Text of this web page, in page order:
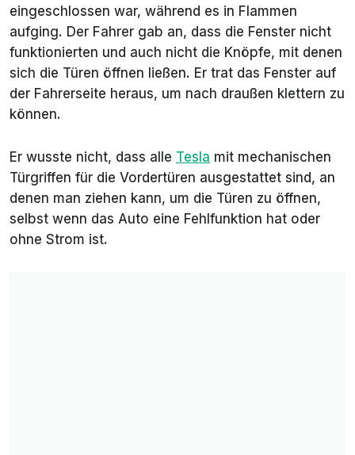
eingeschlossen war, während es in Flammen
aufging. Der Fahrer gab an, dass die Fenster nicht
funktionierten und auch nicht die Knöpfe, mit denen
sich die Türen öffnen ließen. Er trat das Fenster auf
der Fahrerseite heraus, um nach draußen klettern zu
können.
Er wusste nicht, dass alle Tesla mit mechanischen
Türgriffen für die Vordertüren ausgestattet sind, an
denen man ziehen kann, um die Türen zu öffnen,
selbst wenn das Auto eine Fehlfunktion hat oder
ohne Strom ist.